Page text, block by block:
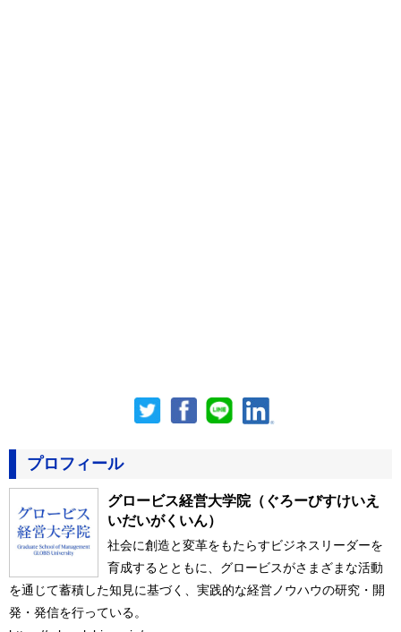
プロフィール
グロービス経営大学院（ぐろーびすけいえ
いだいがくいん）
社会に創造と変革をもたらすビジネスリーダーを
育成するとともに、グロービスがさまざまな活動
を通じて蓄積した知見に基づく、実践的な経営ノウハウの研究・開
発・発信を行っている。